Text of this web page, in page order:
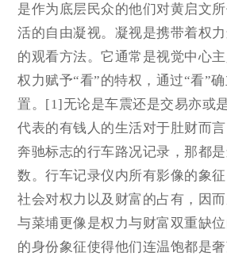
是作为底层民众的他们对黄启文
活的自由凝视。凝视是携带着权
的观看方法。它通常是视觉中心
权力赋予“看”的特权，通过“看”
置。[1]无论是车震还是交易亦或
代表的有钱人的生活对于肚财而
奔驰标志的行车路况记录，那都
数。行车记录仪内所有影像的象
社会对权力以及财富的占有，因
与菜埔更像是权力与财富双重缺
的身份象征使得他们连温饱都是